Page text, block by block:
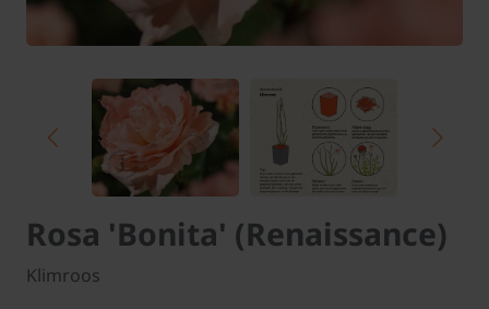
Rosa 'Bonita' (Renaissance)
Klimroos